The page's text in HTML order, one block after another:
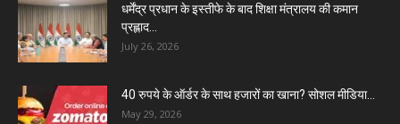
धर्मेंद्र प्रधान के इस्तीफे के बाद शिक्षा मंत्रालय की कमान
प्रह्लाद...
July 26, 2026
40 रुपये के ऑर्डर के साथ हजारों का खाना? सोशल मीडिया...
May 29, 2026